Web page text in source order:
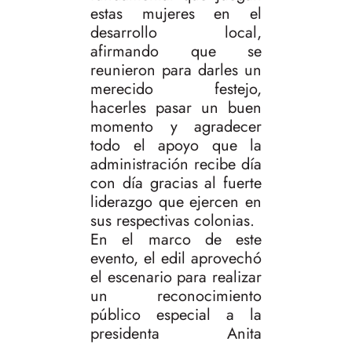
estas mujeres en el
desarrollo local,
afirmando que se
reunieron para darles un
merecido festejo,
hacerles pasar un buen
momento y agradecer
todo el apoyo que la
administración recibe día
con día gracias al fuerte
liderazgo que ejercen en
sus respectivas colonias.
En el marco de este
evento, el edil aprovechó
el escenario para realizar
un reconocimiento
público especial a la
presidenta Anita